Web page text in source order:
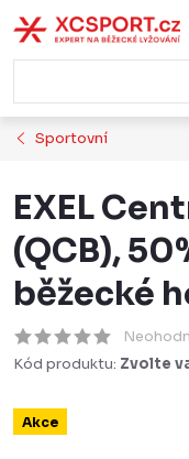
na
obsah
Sportovní
EXEL
(QCB),
běžecké
Kód produktu: Zvolte
Akce